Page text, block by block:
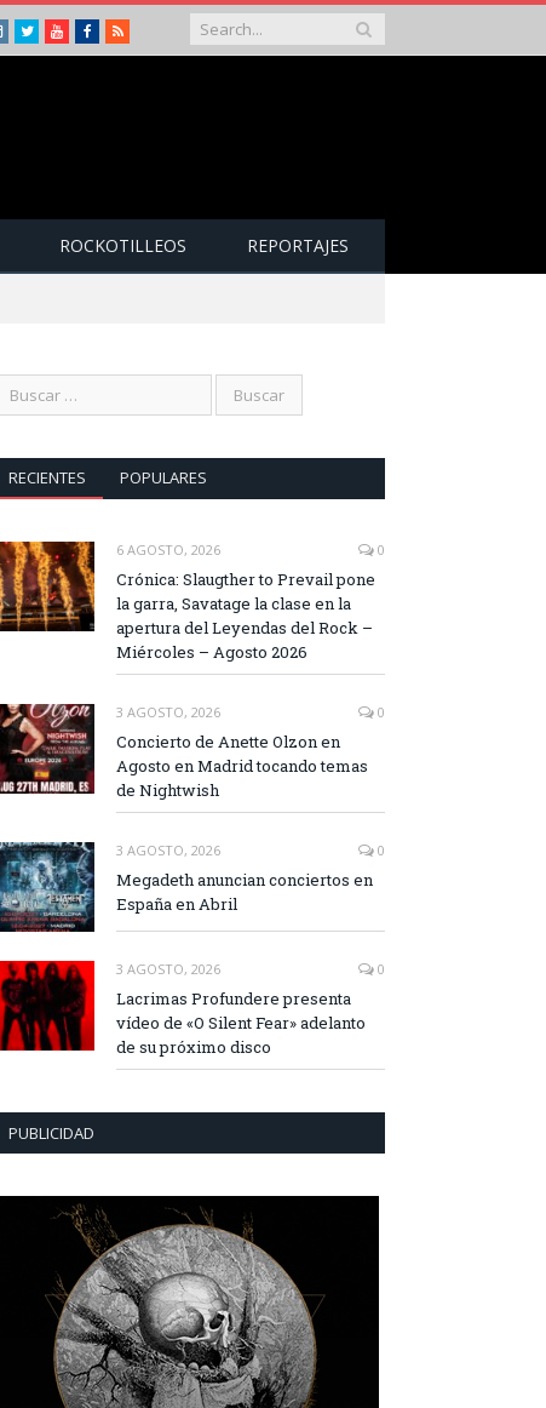
Instagram
TwitterYoutubeFacebook
RSS
ROCKOTILLEOS REPORTAJES
RECIENTES POPULARES
6 AGOSTO, 2026 0
Crónica: Slaugther to Prevail pone
la garra, Savatage la clase en la
apertura del Leyendas del Rock –
Miércoles – Agosto 2026
3 AGOSTO, 2026 0
Concierto de Anette Olzon en
Agosto en Madrid tocando temas
de Nightwish
3 AGOSTO, 2026 0
Megadeth anuncian conciertos en
España en Abril
3 AGOSTO, 2026 0
Lacrimas Profundere presenta
vídeo de «O Silent Fear» adelanto
de su próximo disco
PUBLICIDAD